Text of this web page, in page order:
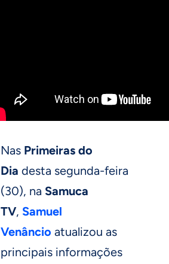
Nas Primeiras do
Dia desta segunda-feira
(30), na Samuca
TV, Samuel
Venâncio atualizou as
principais informações